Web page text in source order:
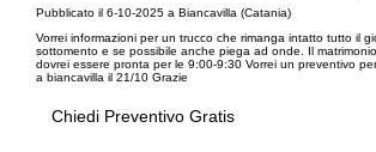
Pubblicato il 6-10-2025 a Biancavilla (Catania)
Vorrei informazioni per un trucco che rimanga intatto tutto il
sottomento e se possibile anche piega ad onde. Il
dovrei essere pronta per le 9:00-9:30 Vorrei un preventivo
a biancavilla il 21/10 Grazie
Chiedi Preventivo Gratis